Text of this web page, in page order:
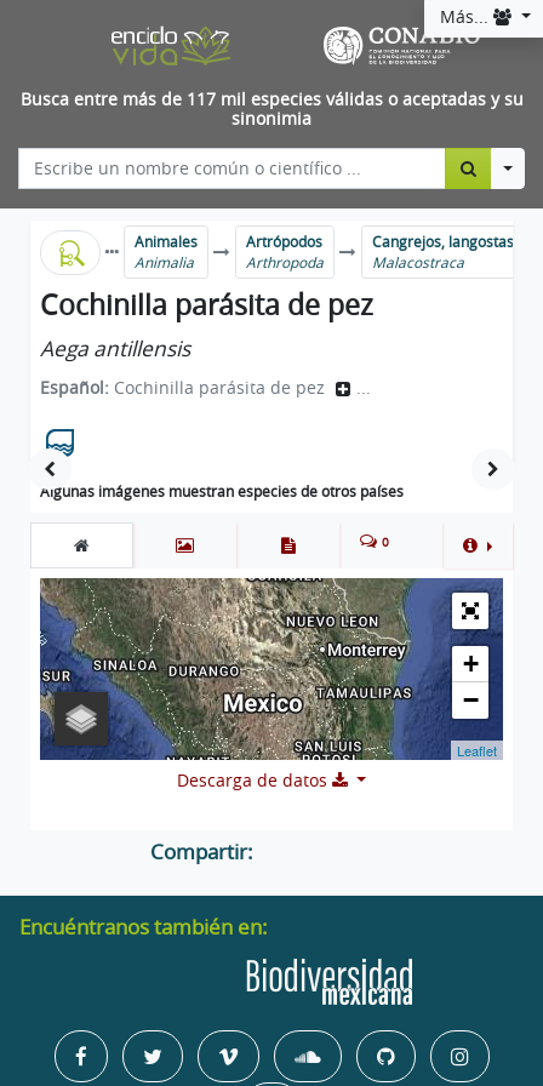
Más...
Busca entre más de 117 mil especies válidas o aceptadas y su
sinonimia
Animales
Animalia
Artrópodos
Arthropoda
Cangrejos, langostas,
Malacostraca
Cochinilla parásita de pez
Aega antillensis
Español: Cochinilla parásita de pez ...
Algunas imágenes muestran especies de otros países
0
+
−
Leaflet
Descarga de datos
Compartir:
Encuéntranos también en: